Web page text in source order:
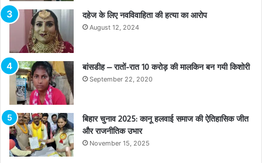
दहेज के लिए नवविवाहिता की हत्या का आरोप
August 12, 2024
बांसडीह – रातों-रात 10 करोड़ की मालकिन बन गयी किशोरी
September 22, 2020
बिहार चुनाव 2025: कानू हलवाई समाज की ऐतिहासिक जीत
और राजनीतिक उभार
November 15, 2025